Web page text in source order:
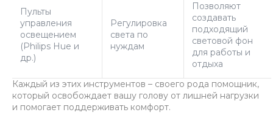
Пульты
управления
освещением
(Philips Hue и
др.)
Регулировка
света по
нуждам
Позволяют
создавать
подходящий
световой фон
для работы и
отдыха
Каждый из этих инструментов – своего рода помощник,
который освобождает вашу голову от лишней нагрузки
и помогает поддерживать комфорт.